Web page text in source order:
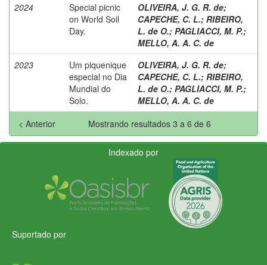
2024
Special picnic
on World Soil
Day.
OLIVEIRA, J. G. R. de;
CAPECHE, C. L.; RIBEIRO,
L. de O.; PAGLIACCI, M. P.;
MELLO, A. A. C. de
2023
Um piquenique
especial no Dia
Mundial do
Solo.
OLIVEIRA, J. G. R. de;
CAPECHE, C. L.; RIBEIRO,
L. de O.; PAGLIACCI, M. P.;
MELLO, A. A. C. de
Mostrando resultados 3 a 6 de 6
< Anterior
Indexado por
Suportado por